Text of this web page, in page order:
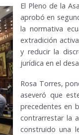
El Pleno de la
aprobó en
la normativa
extradición
y reducir la
jurídica en el
Rosa Torres,
aseveró que
precedentes en
contrarrestar la
construido una